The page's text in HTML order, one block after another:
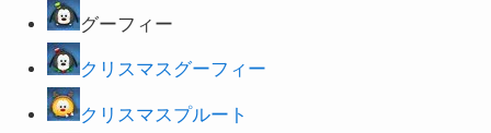
グーフィー
クリスマスグーフィー
クリスマスプルート